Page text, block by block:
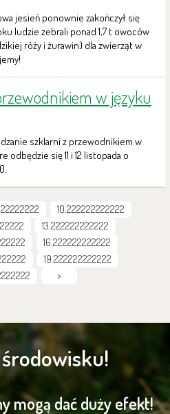
jesień ponownie zakończył się
ludzie zebrali ponad 1,7 t owoców
róży i żurawin) dla zwierząt w
w języku
szklarni z przewodnikiem w
odbędzie się 11 i 12 listopada o
10.222222222222
13.222222222222
16.222222222222
19.222222222222
>
mogą dać duży efekt!